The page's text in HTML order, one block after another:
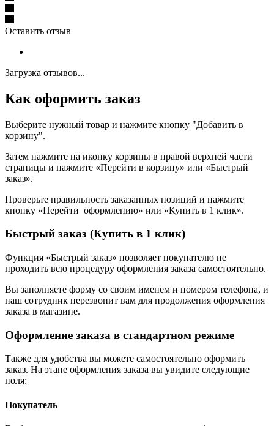
Оставить отзыв
Загрузка отзывов...
Как оформить заказ
Выберите нужный товар и нажмите кнопку "Добавить в
корзину".
Затем нажмите на иконку корзины в правой верхней части
страницы и нажмите «Перейти в корзину» или «Быстрый
заказ».
Проверьте правильность заказанных позиций и нажмите
кнопку «Перейти оформлению» или «Купить в 1 клик».
Быстрый заказ (Купить в 1 клик)
Функция «Быстрый заказ» позволяет покупателю не
проходить всю процедуру оформления заказа самостоятельно.
Вы заполняете форму со своим именем и номером телефона, и
наш сотрудник перезвонит вам для продолжения оформления
заказа в магазине.
Оформление заказа в стандартном режиме
Также для удобства вы можете самостоятельно оформить
заказ. На этапе оформления заказа вы увидите следующие
поля:
Покупатель